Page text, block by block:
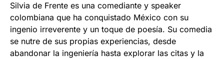
Silvia de Frente es una comediante y speaker
colombiana que ha conquistado México con su
ingenio irreverente y un toque de poesía. Su comedia
se nutre de sus propias experiencias, desde
abandonar la ingeniería hasta explorar las citas y la